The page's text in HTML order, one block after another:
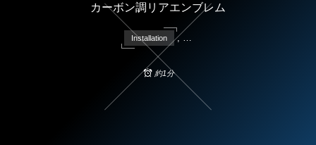
カーボン調リアエンブレム
Installation , …
約1分